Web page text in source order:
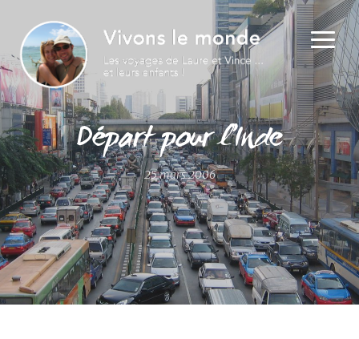
Départ pour l’Inde
25 mars 2006